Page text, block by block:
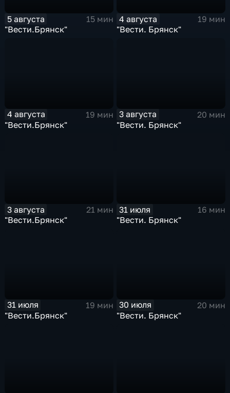
5 августа
15 мин
"Вести.Брянск"
4 августа
19 мин
"Вести. Брянск"
4 августа
19 мин
"Вести.Брянск"
3 августа
20 мин
"Вести. Брянск"
3 августа
21 мин
"Вести.Брянск"
31 июля
16 мин
"Вести. Брянск"
31 июля
19 мин
"Вести.Брянск"
30 июля
20 мин
"Вести. Брянск"